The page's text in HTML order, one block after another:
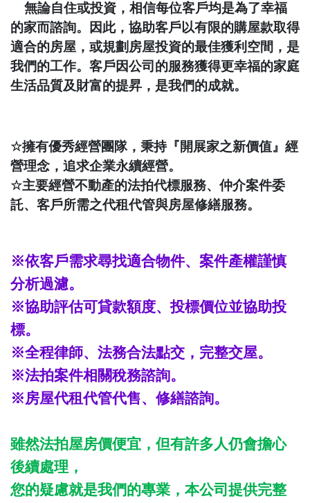
無論自住或投資，相信每位客戶均是為了幸福
的家而諮詢。因此，協助客戶以有限的購屋款取得
適合的房屋，或規劃房屋投資的最佳獲利空間，是
我們的工作。客戶因公司的服務獲得更幸福的家庭
生活品質及財富的提昇，是我們的成就。
☆擁有優秀經營團隊，秉持『開展家之新價值』經
營理念，追求企業永續經營。
☆主要經營不動產的法拍代標服務、仲介案件委
託、客戶所需之代租代管與房屋修繕服務。
※依客戶需求尋找適合物件、案件產權謹慎
分析過濾。
※協助評估可貸款額度、投標價位並協助投
標。
※全程律師、法務合法點交，完整交屋。
※法拍案件相關稅務諮詢。
※房屋代租代管代售、修繕諮詢。
雖然法拍屋房價便宜，但有許多人仍會擔心
後續處理，
您的疑慮就是我們的專業，本公司提供完整